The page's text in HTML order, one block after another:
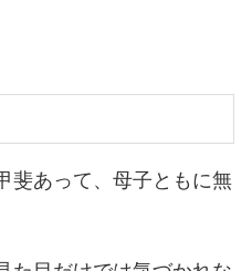
斐あって、母子ともに無